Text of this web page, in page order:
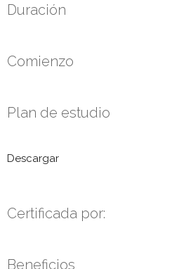
Duración
Comienzo
Plan de estudio
Descargar
Certificada por:
Beneficios